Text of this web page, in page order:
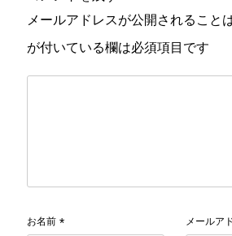
メールアドレスが公開されること
が付いている欄は必須項目です
お名前 * メールア